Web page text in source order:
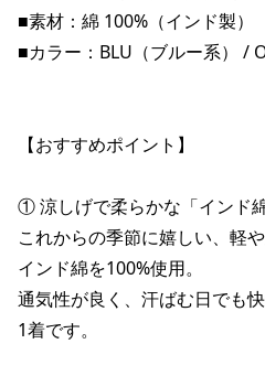
■素材：綿 100%（インド製）
■カラー：BLU（ブルー系） /
【おすすめポイント】
① 涼しげで柔らかな「インド綿
これからの季節に嬉しい、軽
インド綿を100%使用。
通気性が良く、汗ばむ日でも
1着です。